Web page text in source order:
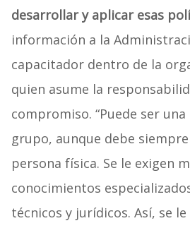
desarrollar y aplicar esas
información a la
capacitador dentro de la
quien asume la
compromiso. “Puede ser
grupo, aunque debe
persona física. Se le exigen
conocimientos
técnicos y jurídicos. Así, se